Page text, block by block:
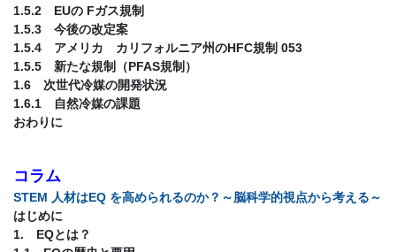
1.5.2 EUの Fガス規制
1.5.3 今後の改定案
1.5.4 アメリカ カリフォルニア州のHFC規制 053
1.5.5 新たな規制（PFAS規制）
1.6 次世代冷媒の開発状況
1.6.1 自然冷媒の課題
おわりに
コラム
STEM 人材はEQ を高められるのか？～脳科学的視点から考える～
はじめに
1. EQとは？